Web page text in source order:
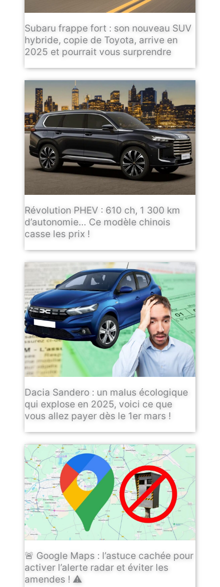
Subaru frappe fort : son nouveau SUV
hybride, copie de Toyota, arrive en
2025 et pourrait vous surprendre
Révolution PHEV : 610 ch, 1 300 km
d’autonomie… Ce modèle chinois
casse les prix !
Dacia Sandero : un malus écologique
qui explose en 2025, voici ce que
vous allez payer dès le 1er mars !
🚨 Google Maps : l’astuce cachée pour
activer l’alerte radar et éviter les
amendes ! ⚠️